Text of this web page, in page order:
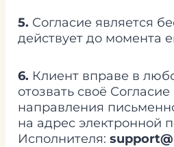
5. Согласие является
действует до момента
6. Клиент вправе в
отозвать своё
направления
на адрес электронной
Исполнителя: